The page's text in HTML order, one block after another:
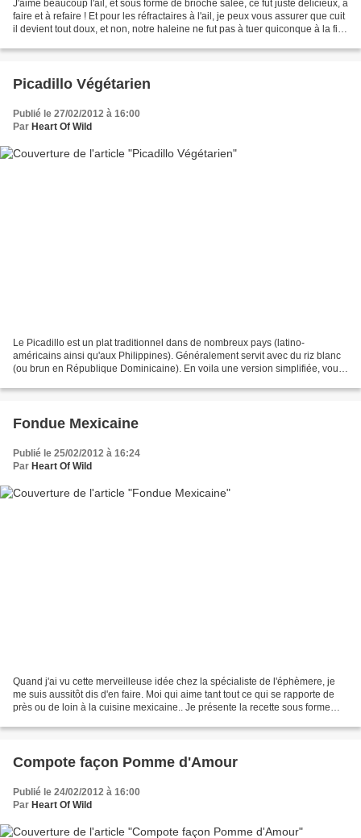
J'aime beaucoup l'ail, et sous forme de brioche salée, ce fut juste délicieux, à
faire et à refaire ! Et pour les réfractaires à l'ail, je peux vous assurer que cuit
il devient tout doux, et non, notre haleine ne fut pas à tuer quiconque à la fin
Picadillo Végétarien
Publié le 27/02/2012 à 16:00
Par Heart Of Wild
Le Picadillo est un plat traditionnel dans de nombreux pays (latino-
américains ainsi qu'aux Philippines). Généralement servit avec du riz blanc
(ou brun en République Dominicaine). En voila une version simplifiée, vous
Fondue Mexicaine
Publié le 25/02/2012 à 16:24
Par Heart Of Wild
Quand j'ai vu cette merveilleuse idée chez la spécialiste de l'éphèmere, je
me suis aussitôt dis d'en faire. Moi qui aime tant tout ce qui se rapporte de
près ou de loin à la cuisine mexicaine.. Je présente la recette sous forme
Compote façon Pomme d'Amour
Publié le 24/02/2012 à 16:00
Par Heart Of Wild